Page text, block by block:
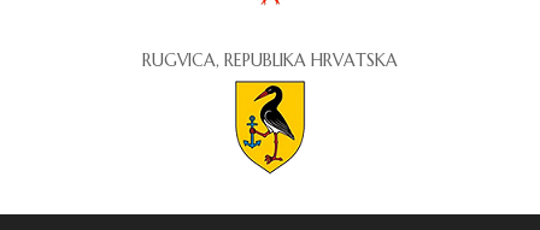
RUGVICA, REPUBLIKA HRVATSKA